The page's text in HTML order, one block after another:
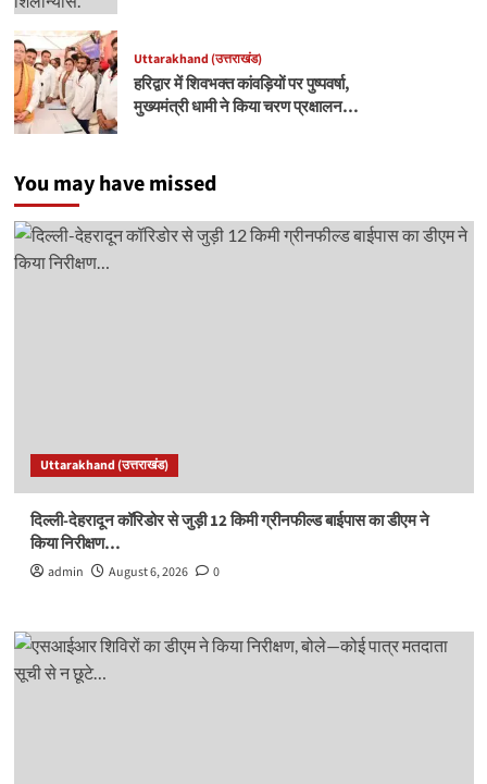
Uttarakhand (उत्तराखंड)
हरिद्वार में शिवभक्त कांवड़ियों पर पुष्पवर्षा,
मुख्यमंत्री धामी ने किया चरण प्रक्षालन…
You may have missed
Uttarakhand (उत्तराखंड)
दिल्ली-देहरादून कॉरिडोर से जुड़ी 12 किमी ग्रीनफील्ड बाईपास का डीएम ने
किया निरीक्षण…
admin August 6, 2026 0